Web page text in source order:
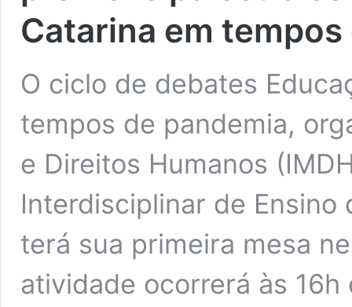
Catarina em
O ciclo de debates
tempos de pandemia,
e Direitos Humanos
Interdisciplinar de Ensino
terá sua primeira mesa
atividade ocorrerá às